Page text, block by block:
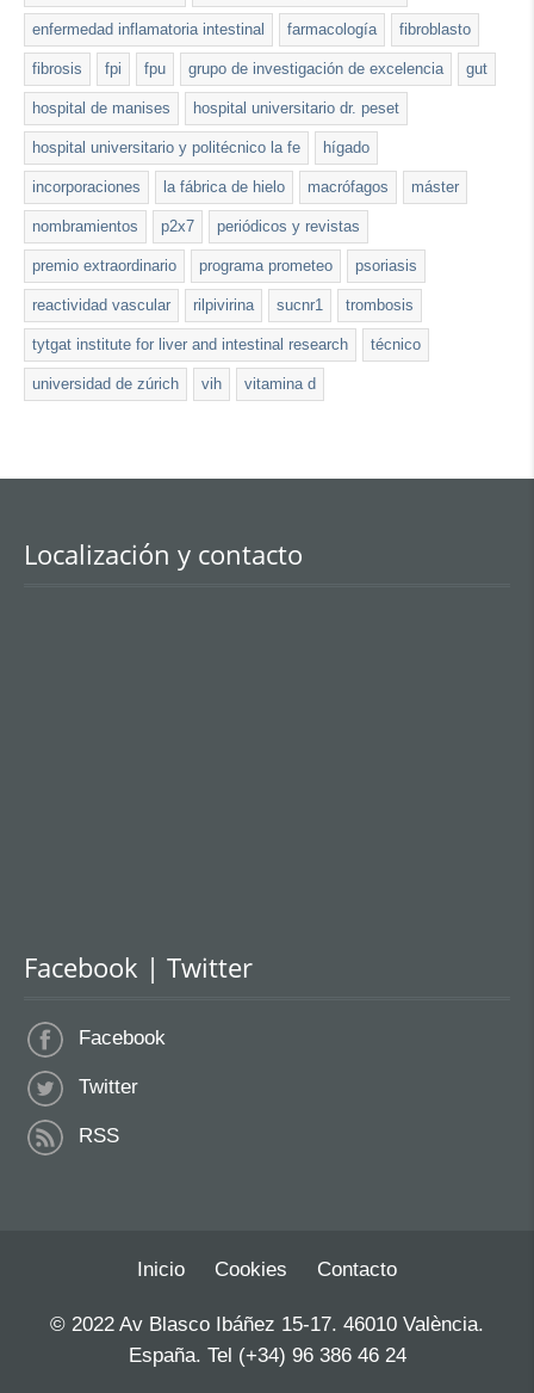
enfermedad inflamatoria intestinal farmacología fibroblasto
fibrosis fpi fpu grupo de investigación de excelencia gut
hospital de manises hospital universitario dr. peset
hospital universitario y politécnico la fe hígado
incorporaciones la fábrica de hielo macrófagos máster
nombramientos p2x7 periódicos y revistas
premio extraordinario programa prometeo psoriasis
reactividad vascular rilpivirina sucnr1 trombosis
tytgat institute for liver and intestinal research técnico
universidad de zúrich vih vitamina d
Localización y contacto
Facebook | Twitter
Facebook
Twitter
RSS
Inicio Cookies Contacto
© 2022 Av Blasco Ibáñez 15-17. 46010 València.
España. Tel (+34) 96 386 46 24